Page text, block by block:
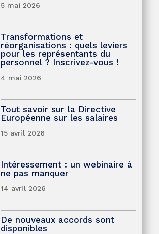
5 mai 2026
Transformations et
réorganisations : quels leviers
pour les représentants du
personnel ? Inscrivez-vous !
4 mai 2026
Tout savoir sur la Directive
Européenne sur les salaires
15 avril 2026
Intéressement : un webinaire à
ne pas manquer
14 avril 2026
De nouveaux accords sont
disponibles